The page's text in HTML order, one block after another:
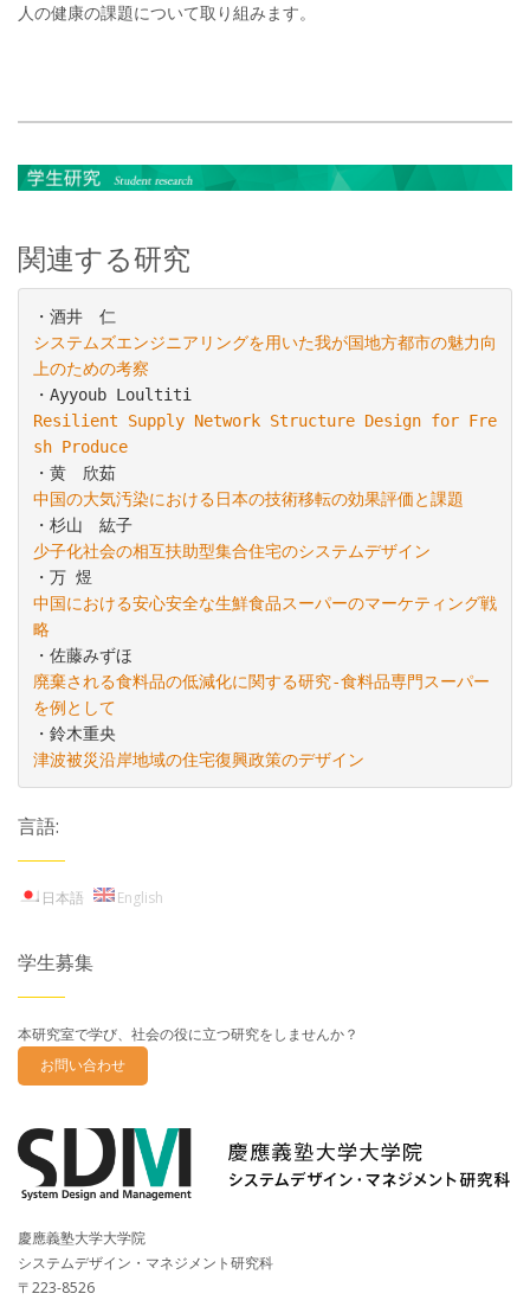
人の健康の課題について取り組みます。
関連する研究
システムズエンジニアリングを用いた我が国地方都市の魅力向
上のための考察
Resilient Supply Network Structure Design for Fre
sh Produce
中国の大気汚染における日本の技術移転の効果評価と課題
少子化社会の相互扶助型集合住宅のシステムデザイン
中国における安心安全な生鮮食品スーパーのマーケティング戦
略
廃棄される食料品の低減化に関する研究‐食料品専門スーパー
を例として
津波被災沿岸地域の住宅復興政策のデザイン
言語:
日本語 English
学生募集
本研究室で学び、社会の役に立つ研究をしませんか？
お問い合わせ
慶應義塾大学大学院
システムデザイン・マネジメント研究科
〒223-8526